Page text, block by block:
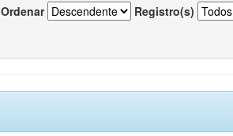
Ordenar Registro(s)